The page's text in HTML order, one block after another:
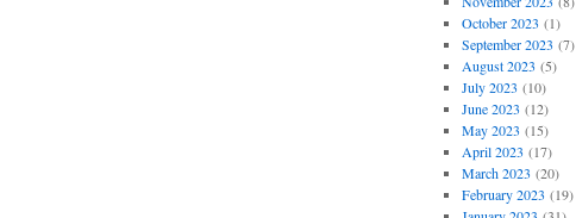
October 2023 (1)
September 2023 (7)
August 2023 (5)
July 2023 (10)
June 2023 (12)
May 2023 (15)
April 2023 (17)
March 2023 (20)
February 2023 (19)